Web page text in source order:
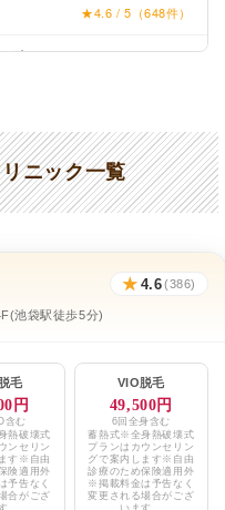
★4.6 / 5（648件）
院 ★4.5 / 5（107件）
★3.5 (137件)
★3.9 (55件)
★4.6 / 5（77件）
★4.6 / 5（648件）
★4.6 / 5（206件）
★4.7 / 5（916件）
ニック一覧
★ 4.6(386)
池袋駅徒歩5分)
毛
円
含む
熱破壊式
ンセリン
す※自由
険適用外
予告なく
合がござ
。
VIO脱毛
49,500円
6回全身含む
蓄熱式※全身熱破壊式
プランはカウンセリン
グで案内します※自由
診療のため保険適用外
※掲載料金は予告なく
変更される場合がござ
います。